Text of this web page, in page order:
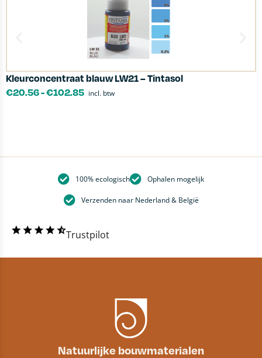
Kleurconcentraat blauw LW21 – Tintasol
€20.56-€102.85 incl. btw
100% ecologisch Ophalen mogelijk
Verzenden naar Nederland & België
Trustpilot
Natuurlijke bouwmaterialen